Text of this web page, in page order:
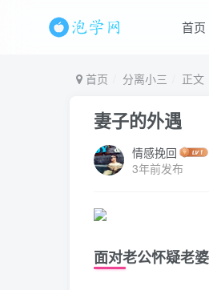
首页
首页 分离小三 正文
妻子的外遇
情感挽回
3年前发布
面对老公怀疑老